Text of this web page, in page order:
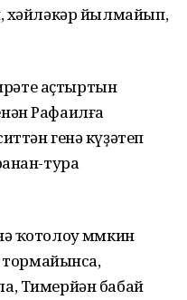
хәйләкәр йылмайып,
аҫтыртын
Рафаилға
генә күҙәтеп
тура
ҡотолоу мөмкин
тормайынса,
Тимерйән бабай